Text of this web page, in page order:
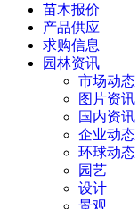
苗木报价
产品供应
求购信息
园林资讯
市场动态
图片资讯
国内资讯
企业动态
环球动态
园艺
设计
景观